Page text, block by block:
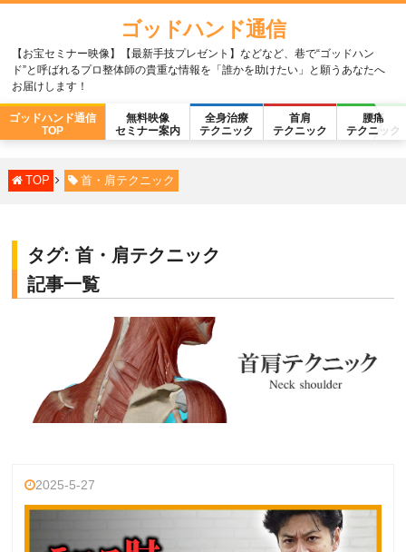
ゴッドハンド通信
【お宝セミナー映像】【最新手技プレゼント】などなど、巷で“ゴッドハン
ド”と呼ばれるプロ整体師の貴重な情報を「誰かを助けたい」と願うあなたへ
お届けします！
ゴッドハンド通信
TOP
無料映像
セミナー案内
全身治療
テクニック
首肩
テクニック
腰痛
テクニック
TOP 首・肩テクニック
タグ: 首・肩テクニック
記事一覧
2025-5-27